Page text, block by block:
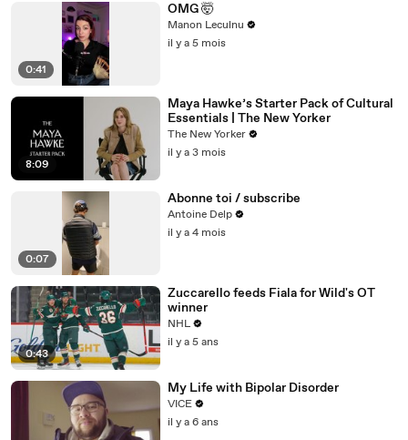
0:41
OMG 🤯
Manon Leculnu
il y a 5 mois
8:09
Maya Hawke’s Starter Pack of Cultural
Essentials | The New Yorker
The New Yorker
il y a 3 mois
0:07
Abonne toi / subscribe
Antoine Delp
il y a 4 mois
0:43
Zuccarello feeds Fiala for Wild's OT
winner
NHL
il y a 5 ans
My Life with Bipolar Disorder
VICE
il y a 6 ans